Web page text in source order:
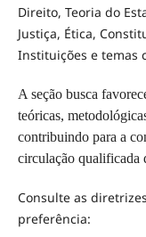
Direito, Teoria do
Justiça, Ética,
Instituições e temas
A seção busca
teóricas,
contribuindo para a
circulação qualificada
Consulte as
preferência: